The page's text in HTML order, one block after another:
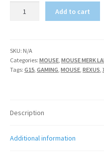
quantity
Add to cart
SKU: N/A
Categories: MOUSE, MOUSE MERK
Tags: G15, GAMING, MOUSE, REXUS,
Description
Additional information